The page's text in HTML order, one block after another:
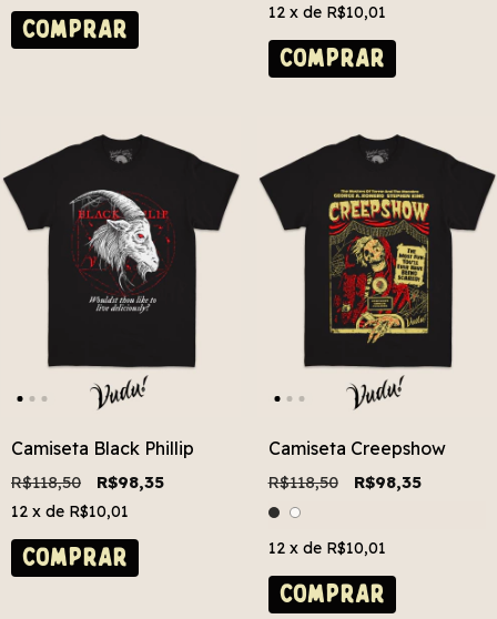
COMPRAR
12 x de R$10,01
COMPRAR
Camiseta Black Phillip
R$118,50 R$98,35
12 x de R$10,01
COMPRAR
Camiseta Creepshow
R$118,50 R$98,35
12 x de R$10,01
COMPRAR